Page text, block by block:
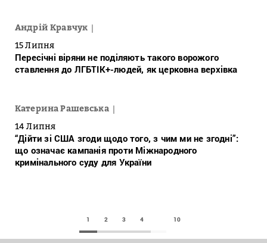
Андрій Кравчук
15 Липня
Пересічні віряни не поділяють такого ворожого
ставлення до ЛГБТІК+-людей, як церковна верхівка
Катерина Рашевська
14 Липня
“Дійти зі США згоди щодо того, з чим ми не згодні”:
що означає кампанія проти Міжнародного
кримінального суду для України
1 2 3 4 10